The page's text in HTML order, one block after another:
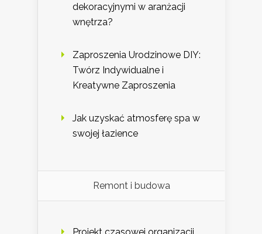
dekoracyjnymi w aranżacji
wnętrza?
Zaproszenia Urodzinowe DIY:
Twórz Indywidualne i
Kreatywne Zaproszenia
Jak uzyskać atmosferę spa w
swojej łazience
Remont i budowa
Projekt czasowej organizacji